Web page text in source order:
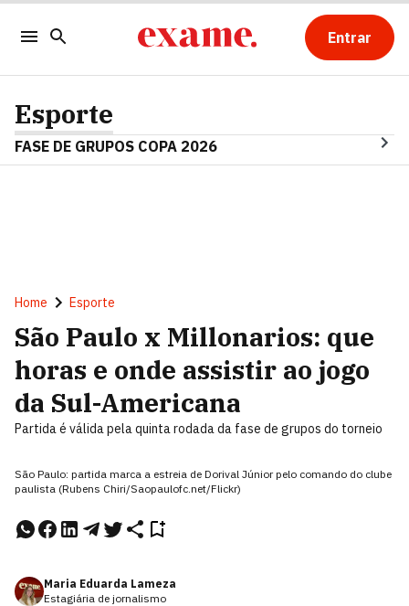
Entrar
Esporte
FASE DE GRUPOS COPA 2026
Home Esporte
São Paulo x Millonarios: que
horas e onde assistir ao jogo
da Sul-Americana
Partida é válida pela quinta rodada da fase de grupos do torneio
São Paulo: partida marca a estreia de Dorival Júnior pelo comando do clube
paulista (Rubens Chiri/Saopaulofc.net/Flickr)
Maria Eduarda Lameza
Estagiária de jornalismo